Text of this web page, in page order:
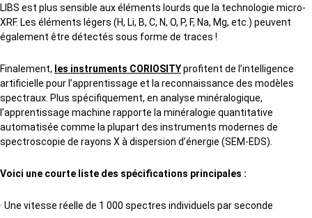
LIBS est plus sensible aux éléments lourds que la technologie micro-
XRF. Les éléments légers (H, Li, B, C, N, O, P, F, Na, Mg, etc.) peuvent
également être détectés sous forme de traces !
Finalement, les instruments CORIOSITYprofitent de l’intelligence
artificielle pour l’apprentissage et la reconnaissance des modèles
spectraux. Plus spécifiquement, en analyse minéralogique,
l’apprentissage machine rapporte la minéralogie quantitative
automatisée comme la plupart des instruments modernes de
spectroscopie de rayons X à dispersion d’énergie (SEM-EDS).
Voici une courte liste des spécifications principales :
· Une vitesse réelle de 1 000 spectres individuels par seconde